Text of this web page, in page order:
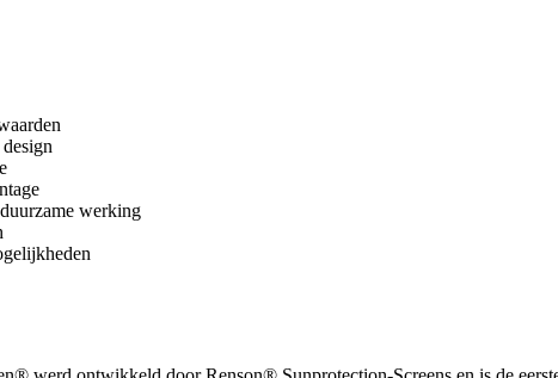
werking